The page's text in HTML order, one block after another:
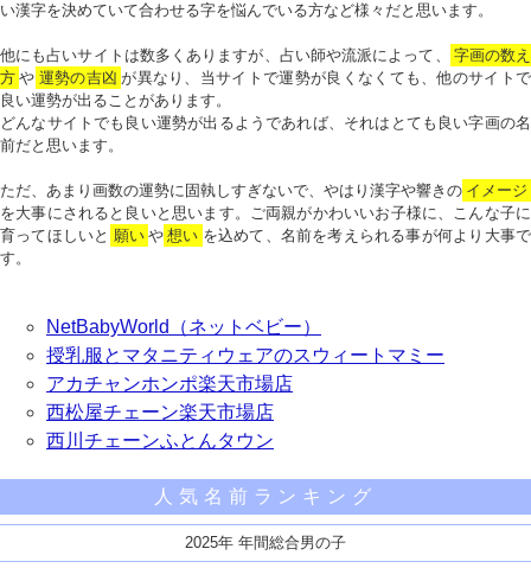
い漢字を決めていて合わせる字を悩んでいる方など様々だと思います。
他にも占いサイトは数多くありますが、占い師や流派によって、
字画の数え
方 や 運勢の吉凶 が異なり、当サイトで運勢が良くなくても、他のサイトで
良い運勢が出ることがあります。
どんなサイトでも良い運勢が出るようであれば、それはとても良い字画の名
前だと思います。
ただ、あまり画数の運勢に固執しすぎないで、やはり漢字や響きの イメージ
を大事にされると良いと思います。ご両親がかわいいお子様に、こんな子に
育ってほしいと 願い や 想い を込めて、名前を考えられる事が何より大事で
す。
NetBabyWorld（ネットベビー）
授乳服とマタニティウェアのスウィートマミー
アカチャンホンポ楽天市場店
西松屋チェーン楽天市場店
西川チェーンふとんタウン
人気名前ランキング
2025年 年間総合男の子